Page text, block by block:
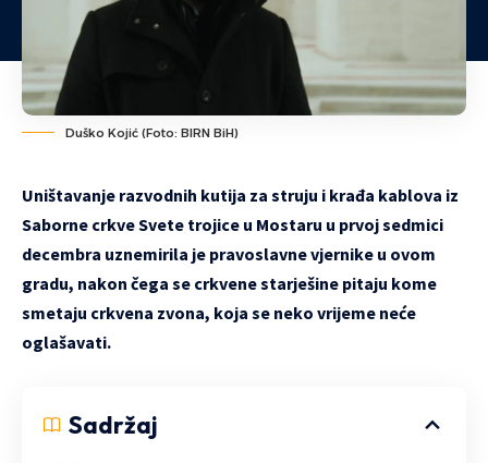
Duško Kojić (Foto: BIRN BiH)
Uništavanje razvodnih kutija za struju i krađa kablova iz
Saborne crkve Svete trojice u Mostaru u prvoj sedmici
decembra uznemirila je pravoslavne vjernike u ovom
gradu, nakon čega se crkvene starješine pitaju kome
smetaju crkvena zvona, koja se neko vrijeme neće
oglašavati.
Sadržaj